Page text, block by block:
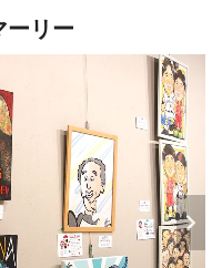
ーリー